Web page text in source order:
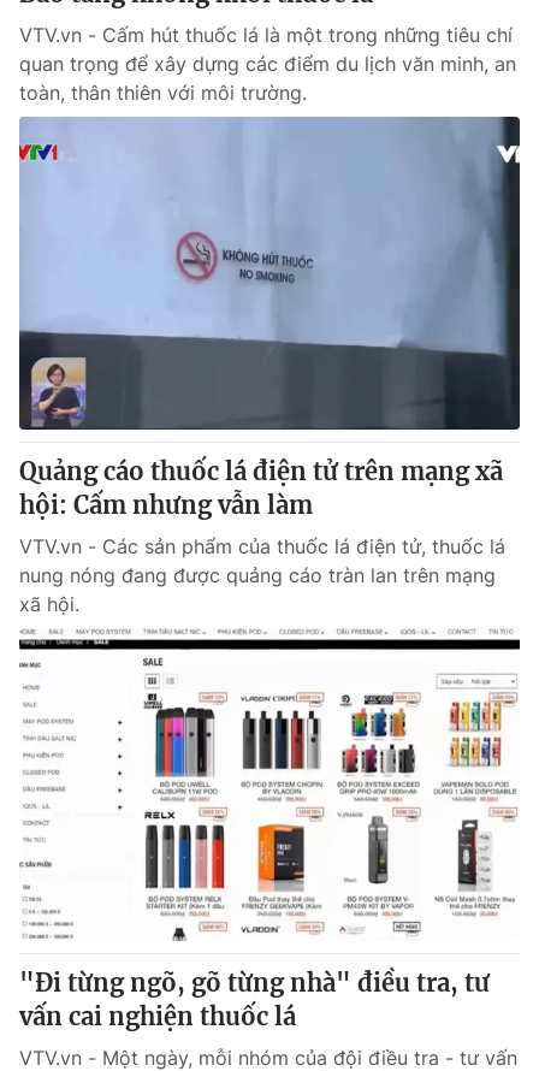
VTV.vn - Cấm hút thuốc lá là một trong những tiêu chí
quan trọng để xây dựng các điểm du lịch văn minh, an
toàn, thân thiên với môi trường.
Quảng cáo thuốc lá điện tử trên mạng xã
hội: Cấm nhưng vẫn làm
VTV.vn - Các sản phẩm của thuốc lá điện tử, thuốc lá
nung nóng đang được quảng cáo tràn lan trên mạng
xã hội.
"Đi từng ngõ, gõ từng nhà" điều tra, tư
vấn cai nghiện thuốc lá
VTV.vn - Một ngày, mỗi nhóm của đội điều tra - tư vấn